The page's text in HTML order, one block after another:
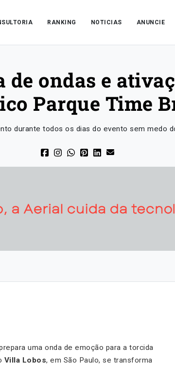
RANKING NOTICIAS ANUNCIE
ondas e
Parque Time
durante todos os dias do evento sem medo
uma onda de emoção para a torcida
Villa Lobos, em São Paulo, se transforma